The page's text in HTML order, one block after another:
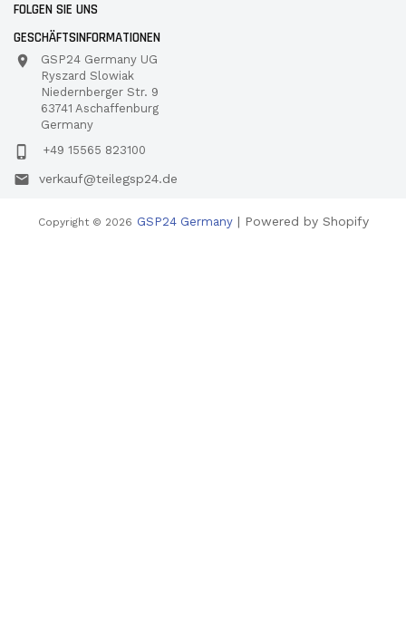
FOLGEN SIE UNS
GESCHÄFTSINFORMATIONEN
GSP24 Germany UG
Ryszard Slowiak
Niedernberger Str. 9
63741 Aschaffenburg
Germany
+49 15565 823100
verkauf@teilegsp24.de
Copyright © 2026 GSP24 Germany| Powered by Shopify